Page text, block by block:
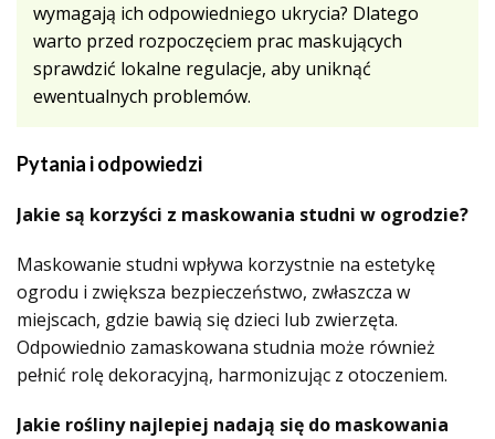
wymagają ich odpowiedniego ukrycia? Dlatego
warto przed rozpoczęciem prac maskujących
sprawdzić lokalne regulacje, aby uniknąć
ewentualnych problemów.
Pytania i odpowiedzi
Jakie są korzyści z maskowania studni w ogrodzie?
Maskowanie studni wpływa korzystnie na estetykę
ogrodu i zwiększa bezpieczeństwo, zwłaszcza w
miejscach, gdzie bawią się dzieci lub zwierzęta.
Odpowiednio zamaskowana studnia może również
pełnić rolę dekoracyjną, harmonizując z otoczeniem.
Jakie rośliny najlepiej nadają się do maskowania